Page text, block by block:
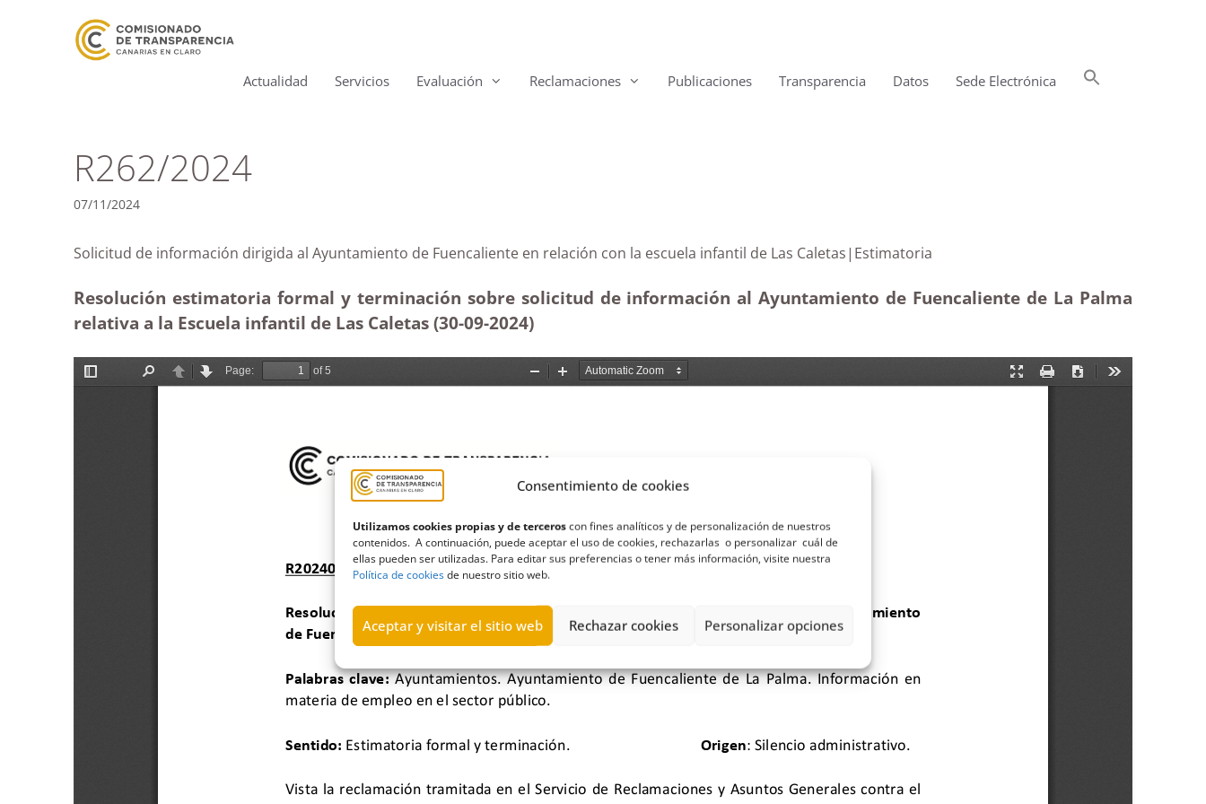
Consentimiento de cookies
Utilizamos cookies propias y de terceroscon fines analíticos y de personalización de nuestros
contenidos. A continuación, puede aceptar el uso de cookies, rechazarlas o personalizar cuál de
ellas pueden ser utilizadas. Para editar sus preferencias o tener más información, visite nuestra
Política de cookiesde nuestro sitio web.
Aceptar y visitar el sitio web Rechazar cookies Personalizar opciones
Actualidad Servicios Evaluación Reclamaciones Publicaciones Transparencia Datos Sede Electrónica
R262/2024
07/11/2024
Solicitud de información dirigida al Ayuntamiento de Fuencaliente en relación con la escuela infantil de Las Caletas|Estimatoria
Resolución estimatoria formal y terminación sobre solicitud de información al Ayuntamiento de Fuencaliente de La Palma
relativa a la Escuela infantil de Las Caletas (30-09-2024)